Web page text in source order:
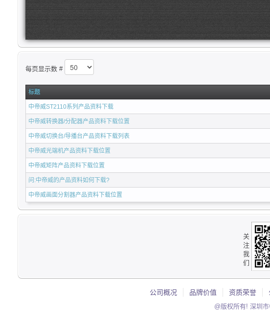
每页显示数 #
标题
中帝威ST2110系列产品资料下载
中帝威转换器/分配器产品资料下载位置
中帝威切换台/导播台产品资料下载列表
中帝威光端机产品资料下载位置
中帝威矩阵产品资料下载位置
问:中帝威的产品资料如何下载?
中帝威画面分割器产品资料下载位置
关
注
我
们
公司概况 品牌价值 资质荣誉
@版权所有! 深圳